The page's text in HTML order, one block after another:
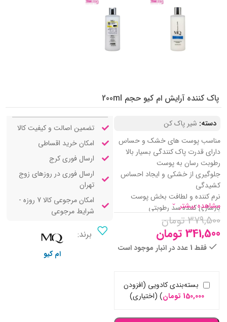
پاک کننده آرایش ام کیو حجم 200ml
دسته: شیر پاک کن
مناسب پوست های خشک و حساس
دارای قدرت پاک کنندگی بسیار بالا
رطوبت رسان به پوست
جلوگیری از خشکی و ایجاد احساس
کشیدگی
نرم کننده و لطافت بخش پوست
بازسازی کننده سد رطوبتی
تسکین دهنده و ترمیم کننده
التیام بخش خارش و تحریکات پوستی
فاقد الکل، پارابن و ترکیبات مضر
آنتی اکسیدان و ضد رادیکال های آزاد
مشاهده بیشتر
379,500 تومان
341,500 تومان
فقط 1 عدد در انبار موجود است
بسته‌بندی کادویی (افزودن
150,000 تومان) (اختیاری)
تضمین اصالت و کیفیت کالا
امکان خرید اقساطی
ارسال فوری کرج
ارسال فوری در روزهای زوج
تهران
امکان مرجوعی کالا 7 روزه -
شرایط مرجوعی
برند:
ام کیو